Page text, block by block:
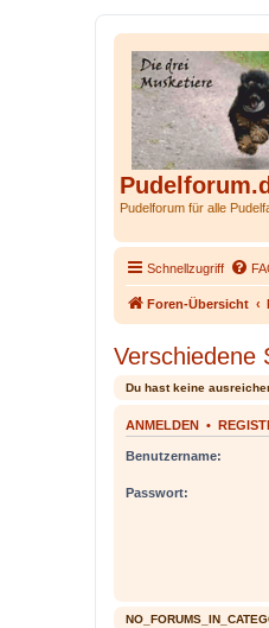
Pudelforum für alle
Schnellzugriff
Foren-Übersicht
Verschiedene
Du hast keine
ANMELDEN •
Benutzername:
Passwort: